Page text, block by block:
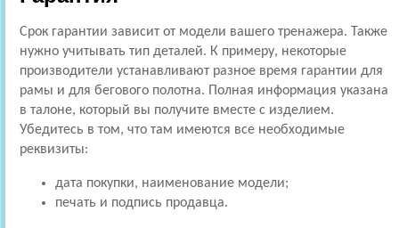
Срок гарантии зависит от модели вашего тренажера. Также
нужно учитывать тип деталей. К примеру, некоторые
производители устанавливают разное время гарантии для
рамы и для бегового полотна. Полная информация указана
в талоне, который вы получите вместе с изделием.
Убедитесь в том, что там имеются все необходимые
реквизиты:
дата покупки, наименование модели;
печать и подпись продавца.